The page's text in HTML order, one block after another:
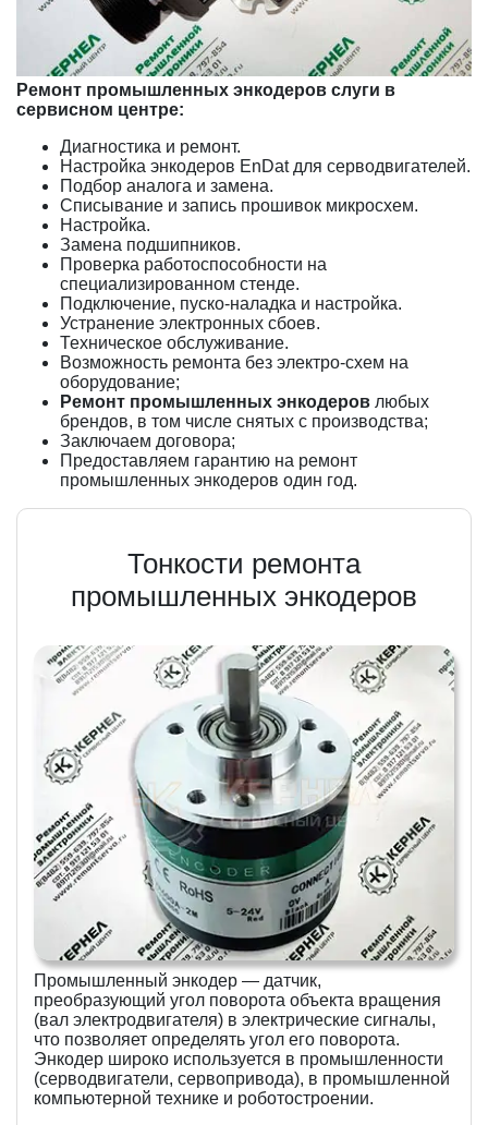
Ремонт промышленных энкодеров слуги в
сервисном центре:
Диагностика и ремонт.
Настройка энкодеров EnDat для серводвигателей.
Подбор аналога и замена.
Списывание и запись прошивок микросхем.
Настройка.
Замена подшипников.
Проверка работоспособности на
специализированном стенде.
Подключение, пуско-наладка и настройка.
Устранение электронных сбоев.
Техническое обслуживание.
Возможность ремонта без электро-схем на
оборудование;
Ремонт промышленных энкодеров любых
брендов, в том числе снятых с производства;
Заключаем договора;
Предоставляем гарантию на ремонт
промышленных энкодеров один год.
Тонкости ремонта
промышленных энкодеров
Промышленный энкодер — датчик,
преобразующий угол поворота объекта вращения
(вал электродвигателя) в электрические сигналы,
что позволяет определять угол его поворота.
Энкодер широко используется в промышленности
(серводвигатели, сервопривода), в промышленной
компьютерной технике и роботостроении.